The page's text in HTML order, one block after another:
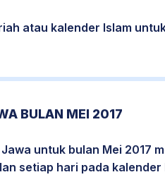
atau kalender Islam
BULAN MEI 2017
untuk bulan Mei 2017
setiap hari pada